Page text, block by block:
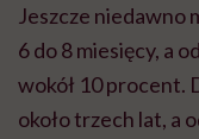
Jeszcze niedawno
6 do 8 miesięcy, a
wokół 10 procent.
około trzech lat, a